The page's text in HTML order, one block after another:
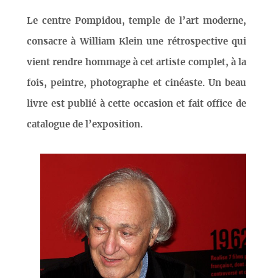
Le centre Pompidou, temple de l’art moderne,
consacre à William Klein une rétrospective qui
vient rendre hommage à cet artiste complet, à la
fois, peintre, photographe et cinéaste. Un beau
livre est publié à cette occasion et fait office de
catalogue de l’exposition.